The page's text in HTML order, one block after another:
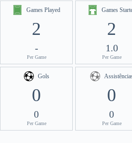
Games Played
2
-
Per Game
Games
2
1.0
Per Game
Gols
0
0
Per Game
0
0
Per Game